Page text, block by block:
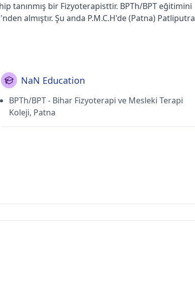
tanınmış bir Fizyoterapisttir. BPTh/BPT eğitimini
almıştır. Şu anda P.M.C.H'de (Patna) Patliputra
NaN Education
BPTh/BPT - Bihar Fizyoterapi ve Mesleki Terapi
Koleji, Patna